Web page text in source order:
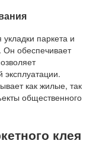
паркета и
Он обеспечивает
эксплуатации.
как жилые, так
общественного
клея